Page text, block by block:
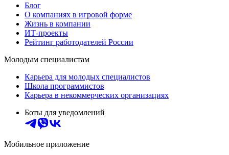
Блог
О компаниях в игровой форме
Жизнь в компании
ИТ-проекты
Рейтинг работодателей России
Молодым специалистам
Карьера для молодых специалистов
Школа программистов
Карьера в некоммерческих организациях
Боты для уведомлений
Мобильное приложение